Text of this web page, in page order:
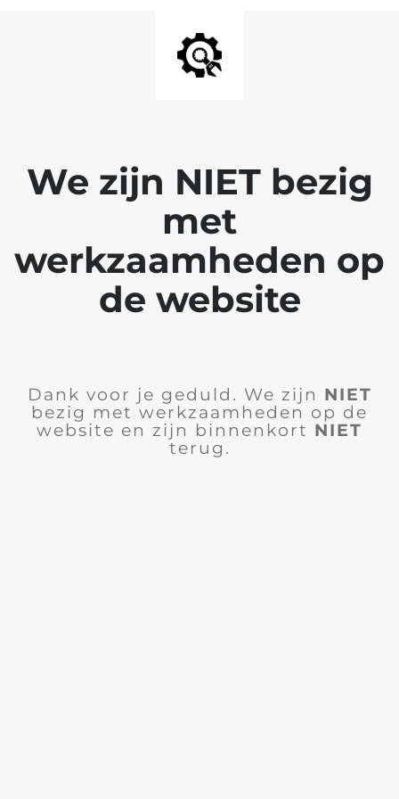
We zijn NIET bezig
met
werkzaamheden op
de website
Dank voor je geduld. We zijn NIET
bezig met werkzaamheden op de
website en zijn binnenkort NIET
terug.